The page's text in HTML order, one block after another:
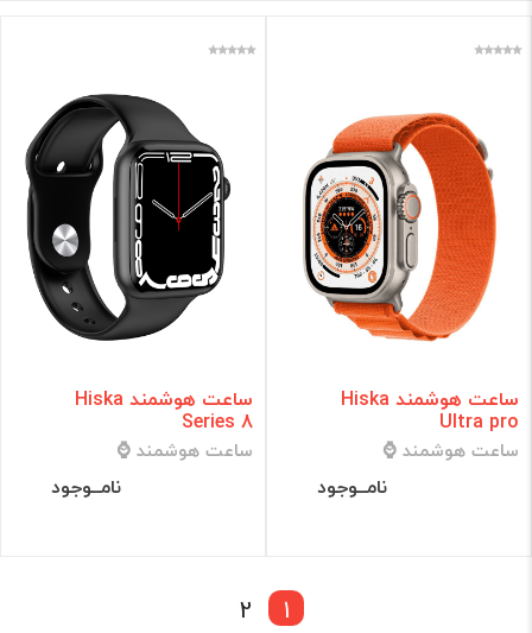
ساعت هوشمند Hiska
Ultra pro
ساعت هوشمند ⌚
نامــوجود
ساعت هوشمند Hiska
Series 8
ساعت هوشمند ⌚
نامــوجود
1
2